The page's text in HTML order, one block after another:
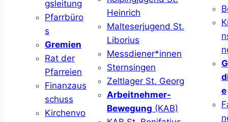
gsleitung
Pfarrbüro
s
Gremien
Rat der
Pfarreien
Finanzaus
schuss
Kirchenvo
Heinrich
Malteserjugend St.
Liborius
Messdiener*innen
Sternsingen
Zeltlager St. Georg
Arbeitnehmer-
Bewegung (KAB)
e